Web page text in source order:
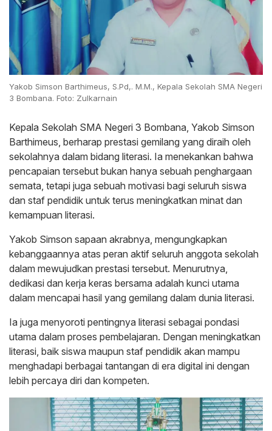
Yakob Simson Barthimeus, S.Pd,. M.M., Kepala Sekolah SMA Negeri
3 Bombana. Foto: Zulkarnain
Kepala Sekolah SMA Negeri 3 Bombana, Yakob Simson
Barthimeus, berharap prestasi gemilang yang diraih oleh
sekolahnya dalam bidang literasi. Ia menekankan bahwa
pencapaian tersebut bukan hanya sebuah penghargaan
semata, tetapi juga sebuah motivasi bagi seluruh siswa
dan staf pendidik untuk terus meningkatkan minat dan
kemampuan literasi.
Yakob Simson sapaan akrabnya, mengungkapkan
kebanggaannya atas peran aktif seluruh anggota sekolah
dalam mewujudkan prestasi tersebut. Menurutnya,
dedikasi dan kerja keras bersama adalah kunci utama
dalam mencapai hasil yang gemilang dalam dunia literasi.
Ia juga menyoroti pentingnya literasi sebagai pondasi
utama dalam proses pembelajaran. Dengan meningkatkan
literasi, baik siswa maupun staf pendidik akan mampu
menghadapi berbagai tantangan di era digital ini dengan
lebih percaya diri dan kompeten.